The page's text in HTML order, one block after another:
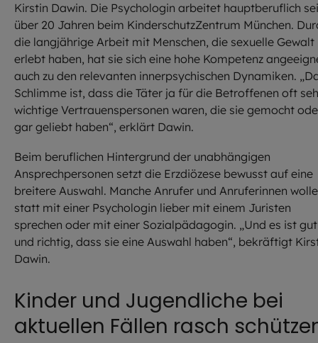
Kirstin Dawin. Die Psychologin arbeitet hauptberuflich
über 20 Jahren beim KinderschutzZentrum München.
die langjährige Arbeit mit Menschen, die sexuelle Gewalt
erlebt haben, hat sie sich eine hohe Kompetenz
auch zu den relevanten innerpsychischen Dynamiken.
Schlimme ist, dass die Täter ja für die Betroffenen oft
wichtige Vertrauenspersonen waren, die sie gemocht
gar geliebt haben“, erklärt Dawin.
Beim beruflichen Hintergrund der unabhängigen
Ansprechpersonen setzt die Erzdiözese bewusst auf eine
breitere Auswahl. Manche Anrufer und Anruferinnen
statt mit einer Psychologin lieber mit einem Juristen
sprechen oder mit einer Sozialpädagogin. „Und es ist gut
und richtig, dass sie eine Auswahl haben“, bekräftigt
Dawin.
Kinder und Jugendliche bei
aktuellen Fällen rasch